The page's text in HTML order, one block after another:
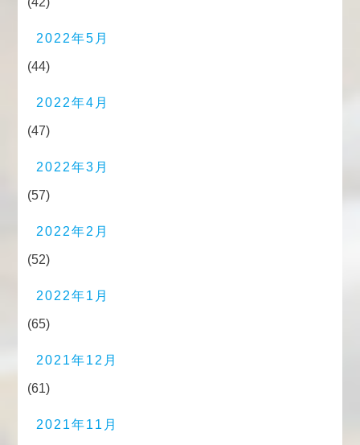
2022年5月
(44)
2022年4月
(47)
2022年3月
(57)
2022年2月
(52)
2022年1月
(65)
2021年12月
(61)
2021年11月